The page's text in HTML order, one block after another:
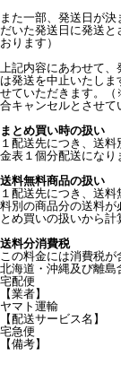
また一部、発送日が
だいた発送日に発送
おります）
上記内容にあわせて
は発送を中止いたし
せていただきます。
合キャンセルとさせて
まとめ買い時の扱い
１配送先につき、送
金表１個分配送になり
送料無料商品の扱い
１配送先につき、送
料別の商品分の送料が
とめ買いの扱いから計
送料分消費税
この料金には消費税が
北海道・沖縄及び離島
宅配便
【業者】
ヤマト運輸
【配送サービス名】
宅急便
【備考】